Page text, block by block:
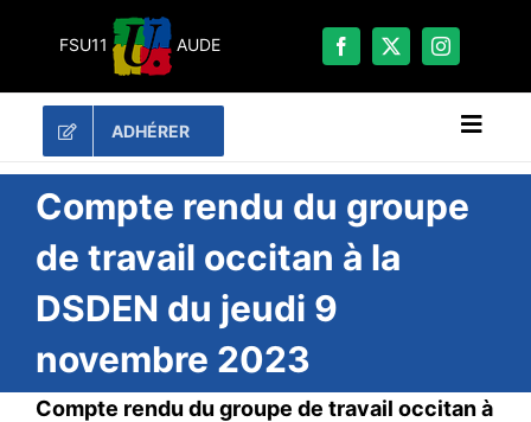
FSU11 AUDE
ADHÉRER
RECHERCHER:
LES UNES
#ACTUALITÉS
LA FSU 11
DOSSIERS
Compte rendu du groupe
de travail occitan à la
DSDEN du jeudi 9
novembre 2023
Compte rendu du groupe de travail occitan à